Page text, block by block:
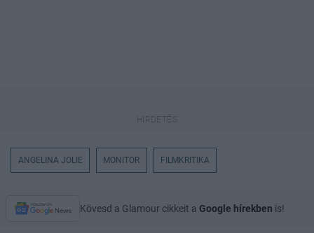
ANGELINA JOLIE MONITOR FILMKRITIKA
Kövesd a Glamour cikkeit a Google hírekben is!